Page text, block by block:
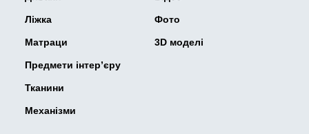
Ліжка
Матраци
Предмети інтер’єру
Тканини
Механізми
Фото
3D моделі